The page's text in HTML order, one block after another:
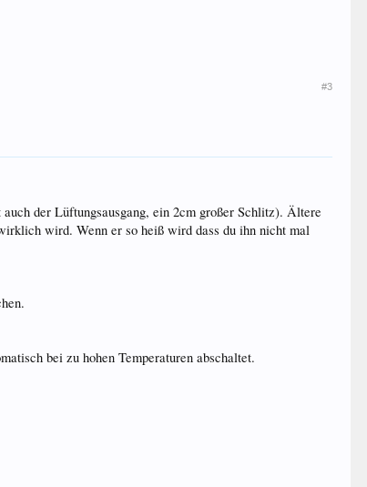
#3
der Lüftungsausgang, ein 2cm großer Schlitz). Ältere
wird. Wenn er so heiß wird dass du ihn nicht mal
bei zu hohen Temperaturen abschaltet.